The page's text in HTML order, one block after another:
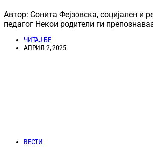
Автор: Сонита Фејзовска, социјален и
педагог Некои родители ги
ЧИТАЈ БЕ
АПРИЛ 2, 2025
ВЕСТИ